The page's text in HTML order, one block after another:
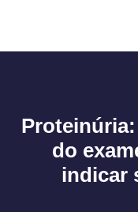
o
do
indicar